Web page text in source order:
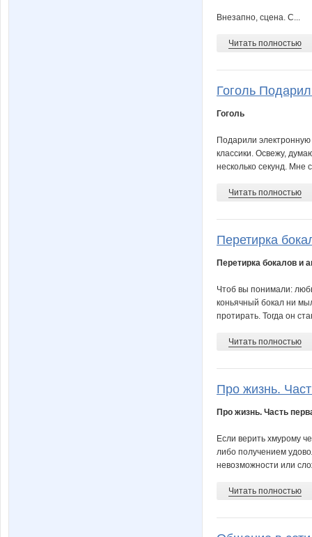
Внезапно, сцена. С...
Читать полностью
Гоголь
Гоголь
Подарили электронную
классики. Освежу,
несколько секунд. Мне
Читать полностью
Перетирка
Перетирка бокалов и
Чтоб вы понимали:
коньячный бокал ни
протирать. Тогда он
Читать полностью
Про жизнь.
Про жизнь. Часть
Если верить хмурому
либо получением
невозможности или
Читать полностью